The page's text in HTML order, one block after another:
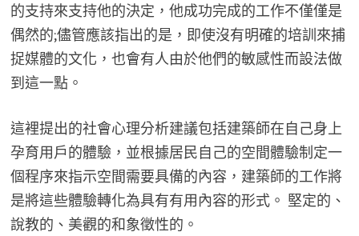
的支持來支持他的決定，他成功完成的工作不僅僅是
偶然的;儘管應該指出的是，即使沒有明確的培訓來捕
捉媒體的文化，也會有人由於他們的敏感性而設法做
到這一點。
這裡提出的社會心理分析建議包括建築師在自己身上
孕育用戶的體驗，並根據居民自己的空間體驗制定一
個程序來指示空間需要具備的內容，建築師的工作將
是將這些體驗轉化為具有有用內容的形式。 堅定的、
說教的、美觀的和象徵性的。